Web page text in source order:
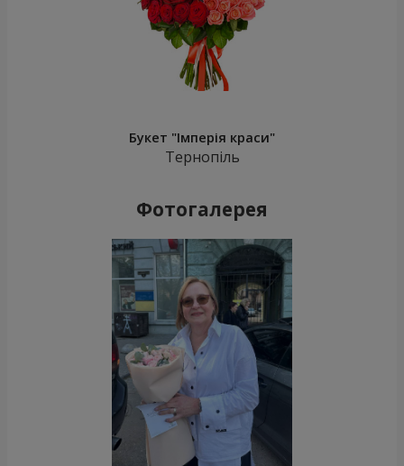
Букет "Імперія краси"
Тернопіль
Фотогалерея